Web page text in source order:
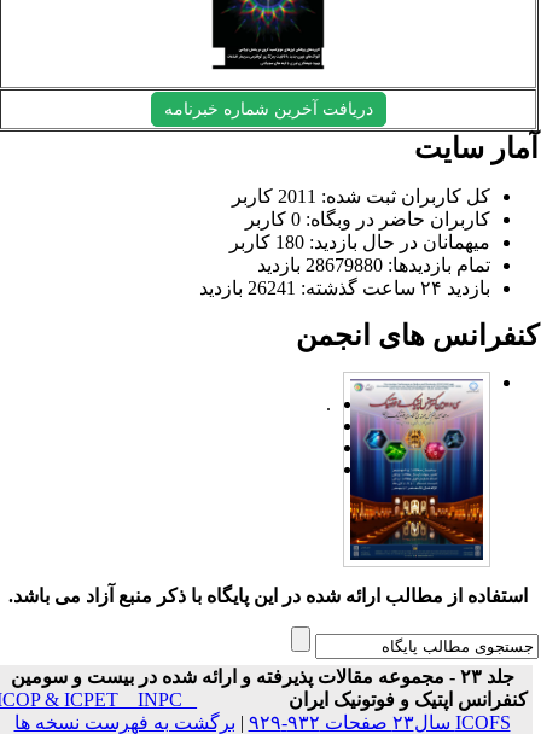
دریافت آخرین شماره خبرنامه
سایت
کل کاربران ثبت شده: 2011 کاربر
کاربران حاضر در وبگاه: 0 کاربر
میهمانان در حال بازدید: 180 کاربر
تمام بازدید‌ها: 28679880 بازدید
بازدید ۲۴ ساعت گذشته: 26241 بازدید
های انجمن
.
استفاده از مطالب ارائه شده در این پایگاه با ذکر منبع آزاد می باشد.
جلد ۲۳ - مجموعه مقالات پذیرفته و ارائه شده در بیست و سومین
کنفرانس اپتیک و فوتونیک ایران
ICOP & ICPET _ INPC _
ICOFS سال۲۳ صفحات ۹۳۲-۹۲۹
|برگشت به فهرست نسخه ها